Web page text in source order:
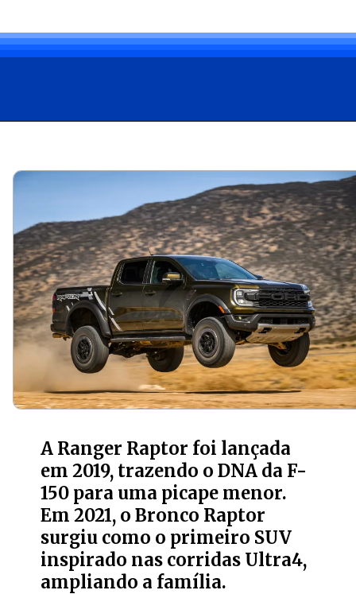
A Ranger Raptor foi lançada
em 2019, trazendo o DNA da F-
150 para uma picape menor.
Em 2021, o Bronco Raptor
surgiu como o primeiro SUV
inspirado nas corridas Ultra4,
ampliando a família.